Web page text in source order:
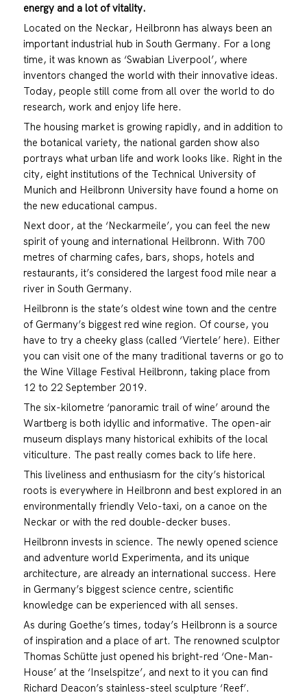
energy and a lot of vitality.
Located on the Neckar, Heilbronn has always been an
important industrial hub in South Germany. For a long
time, it was known as ‘Swabian Liverpool’, where
inventors changed the world with their innovative ideas.
Today, people still come from all over the world to do
research, work and enjoy life here.
The housing market is growing rapidly, and in addition to
the botanical variety, the national garden show also
portrays what urban life and work looks like. Right in the
city, eight institutions of the Technical University of
Munich and Heilbronn University have found a home on
the new educational campus.
Next door, at the ‘Neckarmeile’, you can feel the new
spirit of young and international Heilbronn. With 700
metres of charming cafes, bars, shops, hotels and
restaurants, it’s considered the largest food mile near a
river in South Germany.
Heilbronn is the state’s oldest wine town and the centre
of Germany’s biggest red wine region. Of course, you
have to try a cheeky glass (called ‘Viertele’ here). Either
you can visit one of the many traditional taverns or go to
the Wine Village Festival Heilbronn, taking place from
12 to 22 September 2019.
The six-kilometre ‘panoramic trail of wine’ around the
Wartberg is both idyllic and informative. The open-air
museum displays many historical exhibits of the local
viticulture. The past really comes back to life here.
This liveliness and enthusiasm for the city’s historical
roots is everywhere in Heilbronn and best explored in an
environmentally friendly Velo-taxi, on a canoe on the
Neckar or with the red double-decker buses.
Heilbronn invests in science. The newly opened science
and adventure world Experimenta, and its unique
architecture, are already an international success. Here
in Germany’s biggest science centre, scientific
knowledge can be experienced with all senses.
As during Goethe’s times, today’s Heilbronn is a source
of inspiration and a place of art. The renowned sculptor
Thomas Schütte just opened his bright-red ‘One-Man-
House’ at the ‘Inselspitze’, and next to it you can find
Richard Deacon’s stainless-steel sculpture ‘Reef’.